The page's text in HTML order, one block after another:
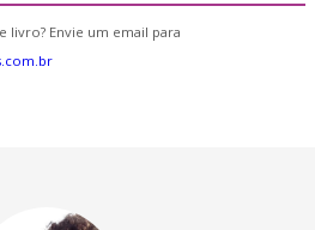
livro? Envie um email para